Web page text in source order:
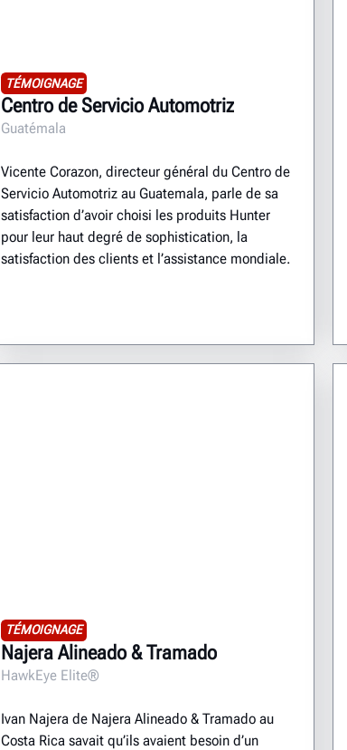
TÉMOIGNAGE
Centro de Servicio Automotriz
Guatémala
Vicente Corazon, directeur général du Centro de
Servicio Automotriz au Guatemala, parle de sa
satisfaction d’avoir choisi les produits Hunter
pour leur haut degré de sophistication, la
satisfaction des clients et l’assistance mondiale.
TÉMOIGNAGE
Najera Alineado & Tramado
HawkEye Elite®
Ivan Najera de Najera Alineado & Tramado au
Costa Rica savait qu’ils avaient besoin d’un